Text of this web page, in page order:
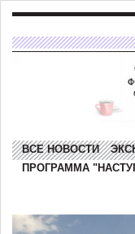
ВСЕ НОВОСТИ
ПРОГРАММА